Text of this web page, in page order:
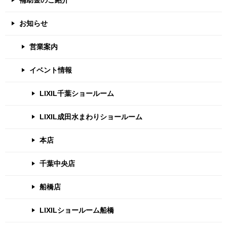
お知らせ
営業案内
イベント情報
LIXIL千葉ショールーム
LIXIL成田水まわりショールーム
本店
千葉中央店
船橋店
LIXILショールーム船橋